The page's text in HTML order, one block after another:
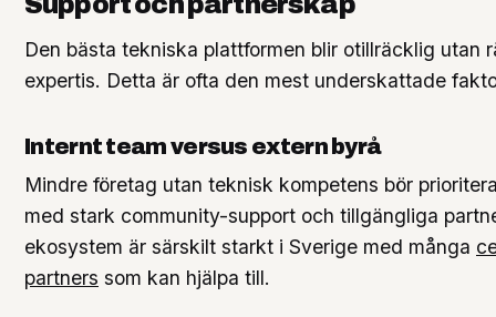
Den bästa tekniska plattformen blir otillräcklig utan
expertis. Detta är ofta den mest underskattade
Internt team versus extern byrå
Mindre företag utan teknisk kompetens bör
med stark community-support och tillgängliga
ekosystem är särskilt starkt i Sverige med många
partners som kan hjälpa till.